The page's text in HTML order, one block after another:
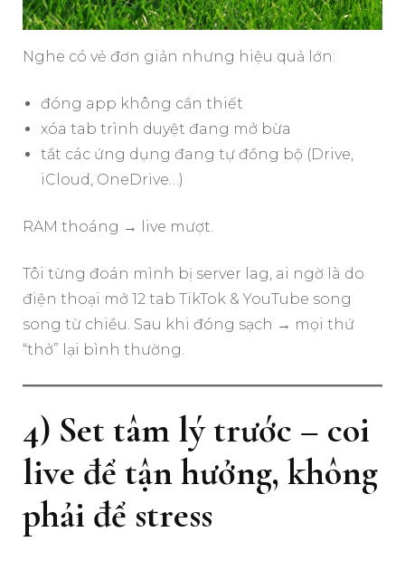
Nghe có vẻ đơn giản nhưng hiệu quả lớn:
đóng app không cần thiết
xóa tab trình duyệt đang mở bừa
tắt các ứng dụng đang tự đồng bộ (Drive,
iCloud, OneDrive…)
RAM thoáng → live mượt.
Tôi từng đoán mình bị server lag, ai ngờ là do
điện thoại mở 12 tab TikTok & YouTube song
song từ chiều. Sau khi đóng sạch → mọi thứ
“thở” lại bình thường.
4) Set tâm lý trước – coi
live để tận hưởng, không
phải để stress